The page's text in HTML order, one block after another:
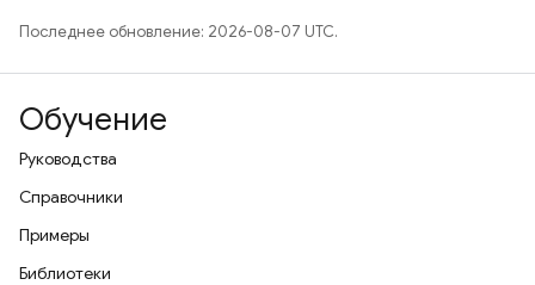
Последнее обновление: 2026-08-07 UTC.
Обучение
Руководства
Справочники
Примеры
Библиотеки